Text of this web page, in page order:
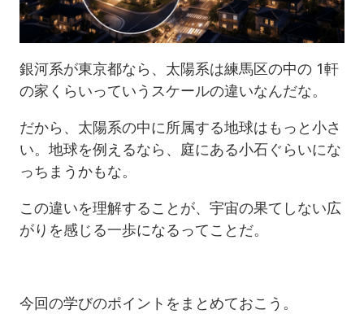
銀河系が東京都なら、太陽系は練馬区の中の 1軒
の家くらいっていうスケールの違いなんだな。
だから、太陽系の中に所属する地球はもっと小さ
い。地球を例えるなら、庭にある小石ぐらいにな
っちまうかもな。
この違いを理解することが、宇宙の果てしない広
がりを感じる一歩になるってことだ。
今回の学びのポイントをまとめておこう。